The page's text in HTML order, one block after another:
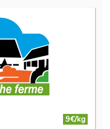
9€/kg